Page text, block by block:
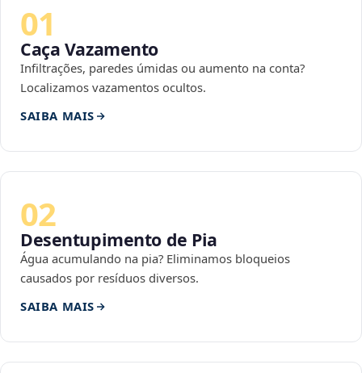
01
Caça Vazamento
Infiltrações, paredes úmidas ou aumento na conta?
Localizamos vazamentos ocultos.
SAIBA MAIS
02
Desentupimento de Pia
Água acumulando na pia? Eliminamos bloqueios
causados por resíduos diversos.
SAIBA MAIS